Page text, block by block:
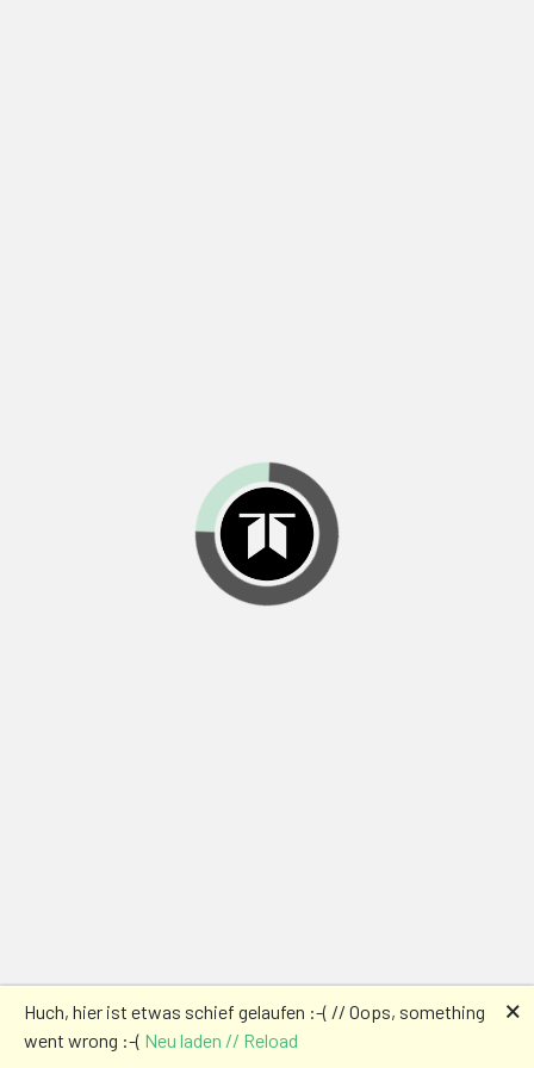
Huch, hier ist etwas schief gelaufen :-( // Oops, something
went wrong :-( Neu laden // Reload
🗙